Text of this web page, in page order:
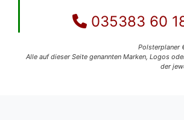
035383 60
Polsterplaner
Alle auf dieser Seite genannten Marken, Logos
der